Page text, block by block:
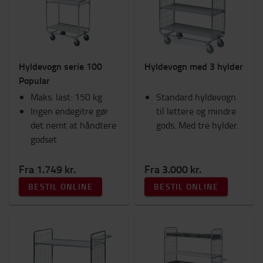
Sikkerhed
Fanshop
Sæder
Ram Mounts
Arbejdstøj
Gafler og gaffelforlængere
Tilbehør til gaffeltruck
Motortruck (IC)
Kategori
Hyldevogne(6)
Hyldevogn serie 100
Popular
Maks. last: 150 kg
Ingen endegitre gør
det nemt at håndtere
godset
Fra 1.749 kr.
BESTIL ONLINE
Hyldevogn med 3 hylder
Standard hyldevogn
til lettere og mindre
gods. Med tre hylder.
Fra 3.000 kr.
BESTIL ONLINE